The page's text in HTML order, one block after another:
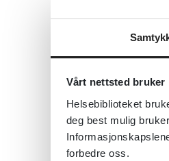
Vårt nettsted
Helsebiblioteket
deg best mulig
forbedre oss.